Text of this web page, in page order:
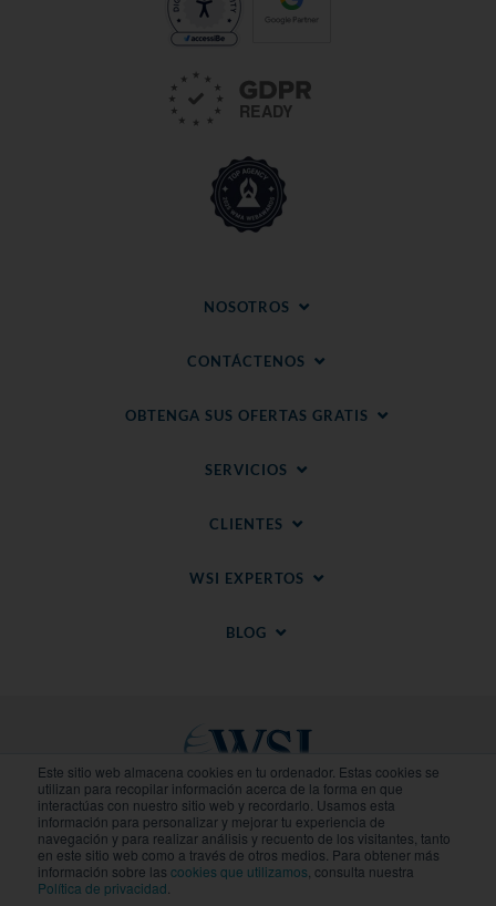
Este sitio web almacena cookies en tu ordenador. Estas cookies se
utilizan para recopilar información acerca de la forma en que
interactúas con nuestro sitio web y recordarlo. Usamos esta
información para personalizar y mejorar tu experiencia de
navegación y para realizar análisis y recuento de los visitantes, tanto
en este sitio web como a través de otros medios. Para obtener más
información sobre las cookies que utilizamos , consulta nuestra
Política de privacidad
NOSOTROS
CONTÁCTENOS
OBTENGA SUS OFERTAS GRATIS
SERVICIOS
CLIENTES
WSI EXPERTOS
BLOG
© 2020- 2026WSI. Todos los derechos reservados.
WSI ICE y WSI IM son marcas registradas.
Sitios Regionales